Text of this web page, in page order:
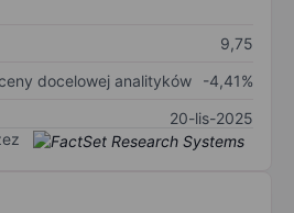
9,75
docelowej analityków
-4,41%
20-lis-2025